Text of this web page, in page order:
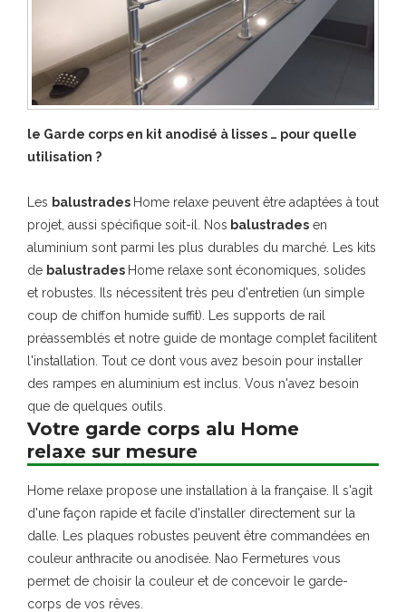
le Garde corps en kit anodisé à lisses … pour quelle
utilisation ?
Les balustrades Home relaxe peuvent être adaptées à tout
projet, aussi spécifique soit-il. Nos balustrades en
aluminium sont parmi les plus durables du marché. Les kits
de balustrades Home relaxe sont économiques, solides
et robustes. Ils nécessitent très peu d'entretien (un simple
coup de chiffon humide suffit). Les supports de rail
préassemblés et notre guide de montage complet facilitent
l'installation. Tout ce dont vous avez besoin pour installer
des rampes en aluminium est inclus. Vous n'avez besoin
que de quelques outils.
Votre garde corps alu Home
relaxe sur mesure
Home relaxe propose une installation à la française. Il s'agit
d'une façon rapide et facile d'installer directement sur la
dalle. Les plaques robustes peuvent être commandées en
couleur anthracite ou anodisée. Nao Fermetures vous
permet de choisir la couleur et de concevoir le garde-
corps de vos rêves.